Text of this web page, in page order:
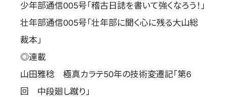
少年部通信005号「稽古日誌を書いて強くなろう！」
壮年部通信005号「壮年部に聞く心に残る大山総
裁本」
◎連載
山田雅稔 極真カラテ50年の技術変遷記「第6
回 中段廻し蹴り」